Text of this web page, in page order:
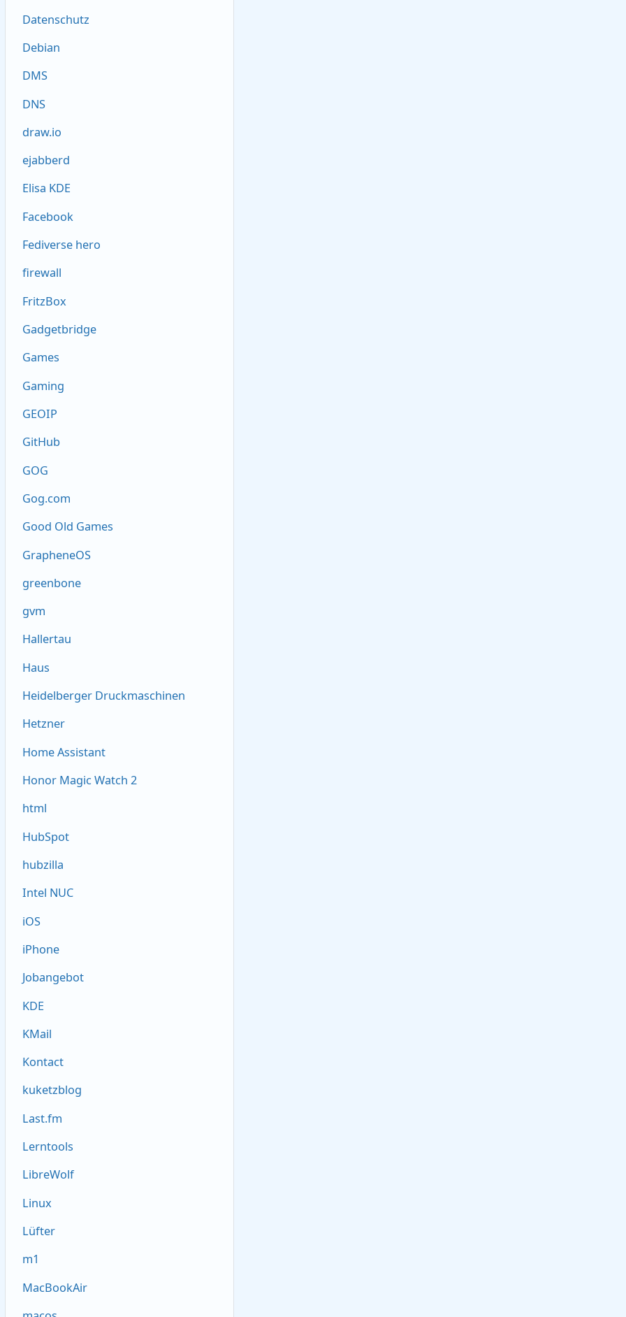
Datenschutz
Debian
DMS
DNS
draw.io
ejabberd
Elisa KDE
Facebook
Fediverse hero
firewall
FritzBox
Gadgetbridge
Games
Gaming
GEOIP
GitHub
GOG
Gog.com
Good Old Games
GrapheneOS
greenbone
gvm
Hallertau
Haus
Heidelberger Druckmaschinen
Hetzner
Home Assistant
Honor Magic Watch 2
html
HubSpot
hubzilla
Intel NUC
iOS
iPhone
Jobangebot
KDE
KMail
Kontact
kuketzblog
Last.fm
Lerntools
LibreWolf
Linux
Lüfter
m1
MacBookAir